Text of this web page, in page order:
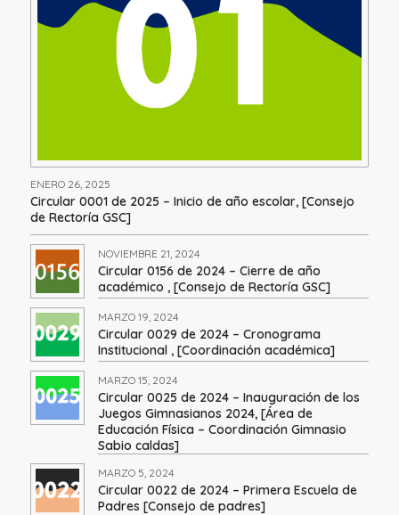
ENERO 26, 2025
Circular 0001 de 2025 – Inicio de año escolar, [Consejo
de Rectoría GSC]
NOVIEMBRE 21, 2024
Circular 0156 de 2024 – Cierre de año
académico , [Consejo de Rectoría GSC]
MARZO 19, 2024
Circular 0029 de 2024 – Cronograma
Institucional , [Coordinación académica]
MARZO 15, 2024
Circular 0025 de 2024 – Inauguración de los
Juegos Gimnasianos 2024, [Área de
Educación Física – Coordinación Gimnasio
Sabio caldas]
MARZO 5, 2024
Circular 0022 de 2024 – Primera Escuela de
Padres [Consejo de padres]